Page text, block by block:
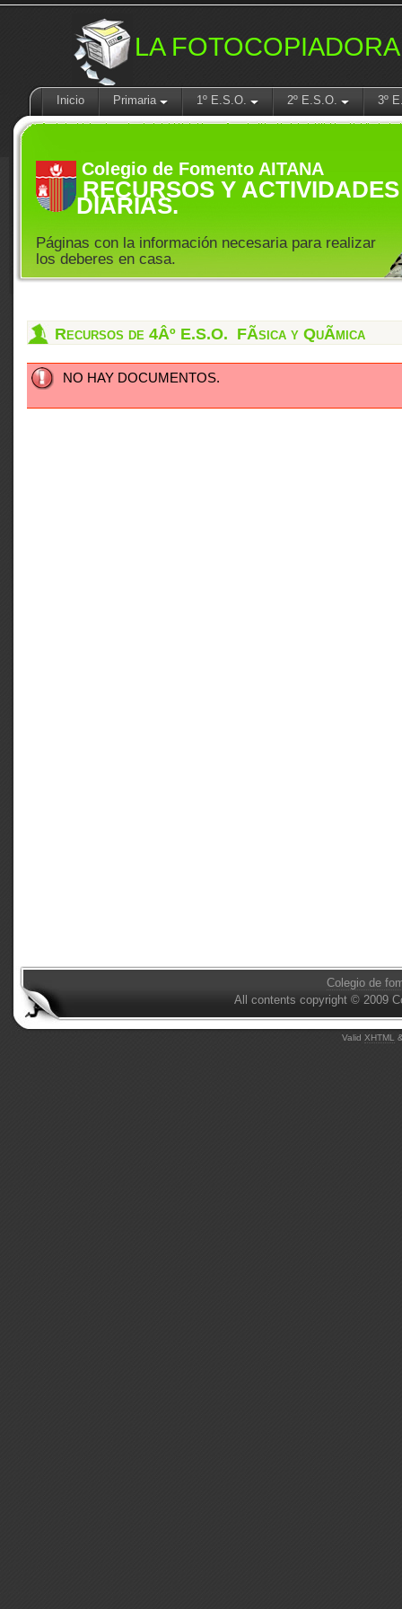
LA FOTOCOPIADORA
Inicio Primaria 1º E.S.O. 2º E.S.O. 3º
Colegio de Fomento AITANA
RECURSOS Y ACTIVIDADES
DIARIAS.
Páginas con la información necesaria para realizar
los deberes en casa.
Recursos de 4Âº E.S.O. FÃ­sica y QuÃ­mica
NO HAY DOCUMENTOS.
Colegio de
All contents copyright © 2009
Valid XHTML